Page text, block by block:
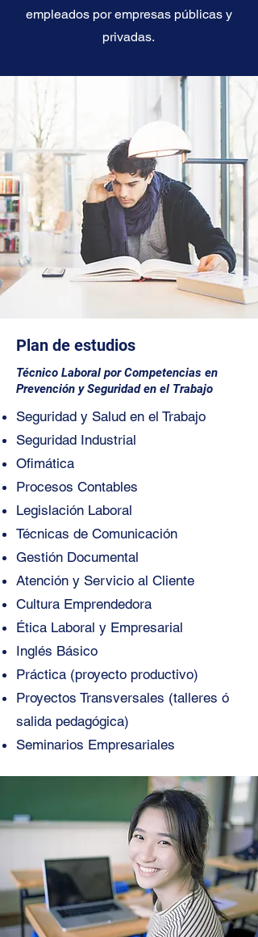
empleados por empresas públicas y
privadas.
Plan de estudios
Técnico Laboral por Competencias en
Prevención y Seguridad en el Trabajo
Seguridad y Salud en el Trabajo
Seguridad Industrial
Ofimática
Procesos Contables
Legislación Laboral
Técnicas de Comunicación
Gestión Documental
Atención y Servicio al Cliente
Cultura Emprendedora
Ética Laboral y Empresarial
Inglés Básico
Práctica (proyecto productivo)
Proyectos Transversales (talleres ó
salida pedagógica)
Seminarios Empresariales